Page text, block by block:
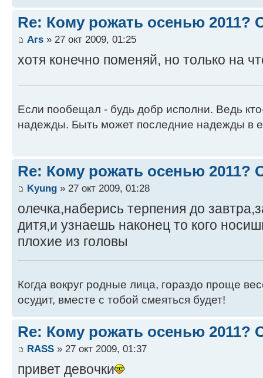
Re: Кому рожать осенью 2011?
Ars » 27 окт 2009, 01:25
хотя конечно поменяй, но только на
Если пообещал - будь добр исполни. Ведь
надежды. Быть может последние надежды в
Re: Кому рожать осенью 2011?
Kyung » 27 окт 2009, 01:28
олечка,наберись терпения до
дитя,и узнаешь наконец то кого
плохие из головы
Когда вокруг родные лица, гораздо проще
осудит, вместе с тобой смеяться будет!
Re: Кому рожать осенью 2011?
RASS » 27 окт 2009, 01:37
привет девочки